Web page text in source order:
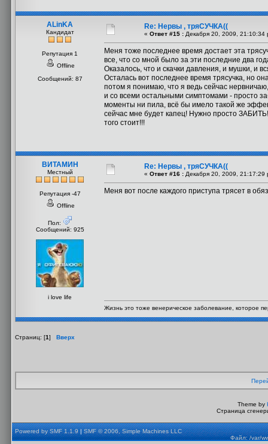
ALinKA
Кандидат
Репутация 1
Offline
Сообщений: 87
Re: Нервы , тряСУЧКА((
« Ответ #15 : Декабря 20, 2009, 21:10:34
Меня тоже последнее время достает эта
все, что со мной было за эти последние два
Оказалось, что и скачки давления, и мушки, и
Осталась вот последнее время трясучка, но
потом я понимаю, что я ведь сейчас
и со всеми остальными симптомами - просто
моменты ни пила, всё бы имело такой же
сейчас мне будет капец! Нужно просто
того стоит!!!
ВИТАМИН
Местный
Репутация -47
Offline
Пол:
Сообщений: 925
i love life
Re: Нервы , тряСУЧКА((
« Ответ #16 : Декабря 20, 2009, 21:17:29
Меня вот после каждого приступа трясет в
Жизнь это тоже венерическое заболевание, которое
Страниц: [1] Вверх
Theme by
Страница
Powered by SMF 1.1.9|SMF © 2006, Simple Machines LLC
Файл: /var/